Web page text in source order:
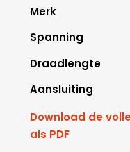
Merk
Spanning
Draadlengte
Aansluiting
Download de
als PDF